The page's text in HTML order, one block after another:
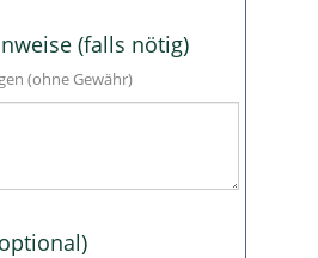
(falls nötig)
(ohne Gewähr)